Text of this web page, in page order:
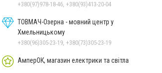
+380(97)978-18-46, +380(93)413-20-04
ТОВМАЧ-Озерна - мовний центр у
Хмельницькому
+380(96)305-23-19, +380(73)305-23-19
АмперОК, магазин електрики та світла